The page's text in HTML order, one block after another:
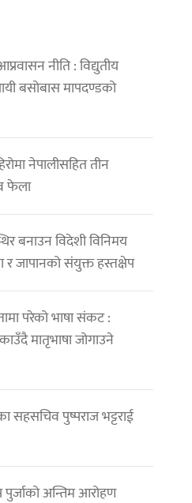
नीति : विद्युतीय
बसोबास मापदण्डको
नेपालीसहित तीन
फेला
बनाउन विदेशी विनिमय
र जापानको संयुक्त हस्तक्षेप
परेको भाषा संकट :
मातृभाषा जोगाउने
सहसचिव पुष्पराज भट्टराई
पुर्जाको अन्तिम आरोहण